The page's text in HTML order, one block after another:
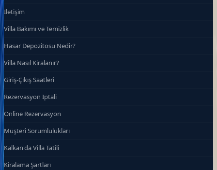
İletişim
Villa Bakımı ve Temizlik
Hasar Depozitosu Nedir?
Villa Nasıl Kiralanır?
Giriş-Çıkış Saatleri
Rezervasyon İptali
Online Rezervasyon
Müşteri Sorumlulukları
Kalkan'da Villa Tatili
Kiralama Şartları